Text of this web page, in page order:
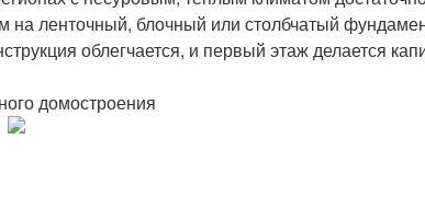
на ленточный, блочный или столбчатый
облегчается, и первый этаж делается
домостроения